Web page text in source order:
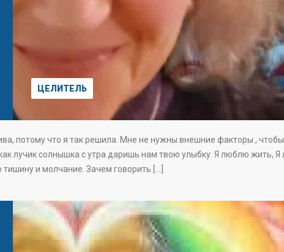
ЦЕЛИТЕЛЬ
потому что я так решила. Мне не нужны внешние факторы , чтобы
лучик солнышка с утра даришь нам твою улыбку. Я люблю жить,
и молчание. Зачем говорить […]